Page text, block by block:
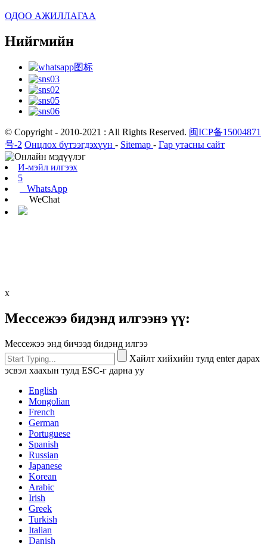
ОДОО АЖИЛЛАГАА
Нийгмийн
© Copyright - 2010-2021 : All Rights Reserved. 闽ICP备15004871
号-2 Онцлох бүтээгдэхүүн - Sitemap - Гар утасны сайт
И-мэйл илгээх
5
WhatsApp
WeChat
х
Мессежээ бидэнд илгээнэ үү:
Мессежээ энд бичээд бидэнд илгээ
Хайлт хийхийн тулд enter дарах
эсвэл хаахын тулд ESC-г дарна уу
English
Mongolian
French
German
Portuguese
Spanish
Russian
Japanese
Korean
Arabic
Irish
Greek
Turkish
Italian
Danish